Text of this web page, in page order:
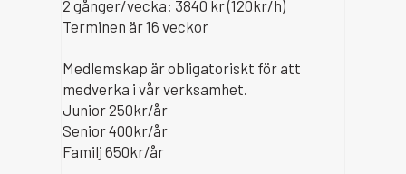
2 gånger/vecka: 3840 kr (120kr/h)
Terminen är 16 veckor
Medlemskap är obligatoriskt för att
medverka i vår verksamhet.
Junior 250kr/år
Senior 400kr/år
Familj 650kr/år